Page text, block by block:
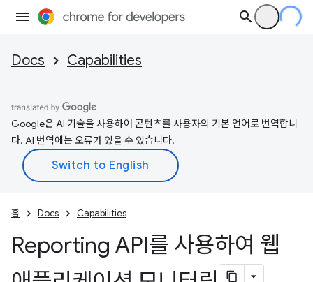
Docs Capabilities
Google은 AI 기술을 사용하여 콘텐츠를 사용자의 기본 언어로 번역합니
다. AI 번역에는 오류가 있을 수 있습니다.
홈 Docs Capabilities
Reporting API를 사용하여 웹